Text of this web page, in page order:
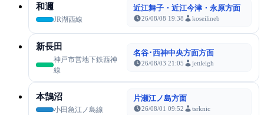
和邇
JR湖西線
近江舞子・近江今津・永原方面
26/08/08 19:38 koseilineb
新長田
神戸市営地下鉄西神
線
名谷･西神中央方面方面
26/08/03 21:05 jettleigh
本鵠沼
小田急江ノ島線
片瀬江ノ島方面
26/08/01 09:52 tsrknic